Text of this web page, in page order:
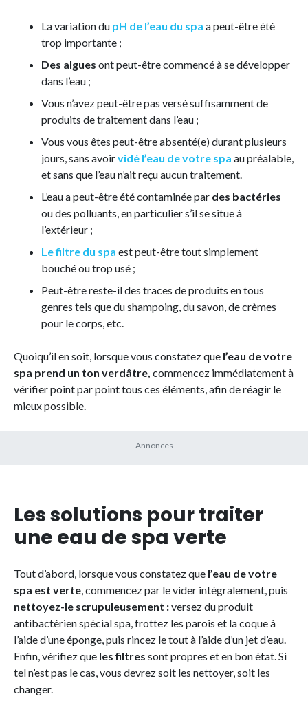
La variation du pH de l’eau du spa a peut-être été
trop importante ;
Des algues ont peut-être commencé à se développer
dans l’eau ;
Vous n’avez peut-être pas versé suffisamment de
produits de traitement dans l’eau ;
Vous vous êtes peut-être absenté(e) durant plusieurs
jours, sans avoirvidé l’eau de votre spa au préalable,
et sans que l’eau n’ait reçu aucun traitement.
L’eau a peut-être été contaminée par des bactéries
ou des polluants, en particulier s’il se situe à
l’extérieur ;
Le filtre du spa est peut-être tout simplement
bouché ou trop usé ;
Peut-être reste-il des traces de produits en tous
genres tels que du shampoing, du savon, de crèmes
pour le corps, etc.
Quoiqu’il en soit, lorsque vous constatez que l’eau de votre
spa prend un ton verdâtre, commencez immédiatement à
vérifier point par point tous ces éléments, afin de réagir le
mieux possible.
Les solutions pour traiter
une eau de spa verte
Tout d’abord, lorsque vous constatez que l’eau de votre
spa est verte , commencez par le vider intégralement, puis
nettoyez-le scrupuleusement :versez du produit
antibactérien spécial spa, frottez les parois et la coque à
l’aide d’une éponge, puis rincez le tout à l’aide d’un jet d’eau.
Enfin, vérifiez que les filtres sont propres et en bon état. Si
tel n’est pas le cas, vous devrez soit les nettoyer, soit les
changer.